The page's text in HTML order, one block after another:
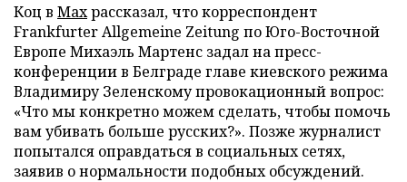
Коц в Махрассказал, что корреспондент
Frankfurter Allgemeine Zeitung по Юго-Восточной
Европе Михаэль Мартенс задал на пресс-
конференции в Белграде главе киевского режима
Владимиру Зеленскому провокационный вопрос:
«Что мы конкретно можем сделать, чтобы помочь
вам убивать больше русских?». Позже журналист
попытался оправдаться в социальных сетях,
заявив о нормальности подобных обсуждений.